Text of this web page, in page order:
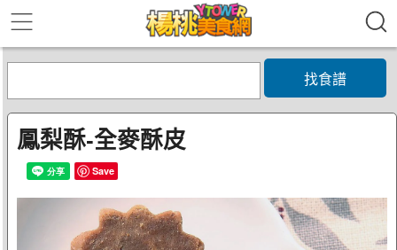
找食譜
鳳梨酥-全麥酥皮
Save